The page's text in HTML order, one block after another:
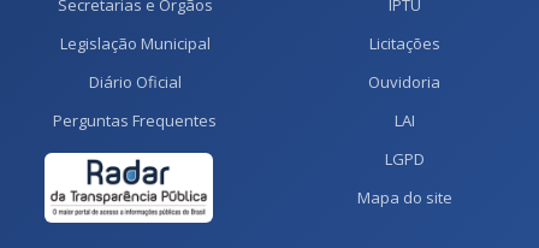
Secretarias e Órgãos
Legislação Municipal
Diário Oficial
Perguntas Frequentes
IPTU
Licitações
Ouvidoria
LAI
LGPD
Mapa do site